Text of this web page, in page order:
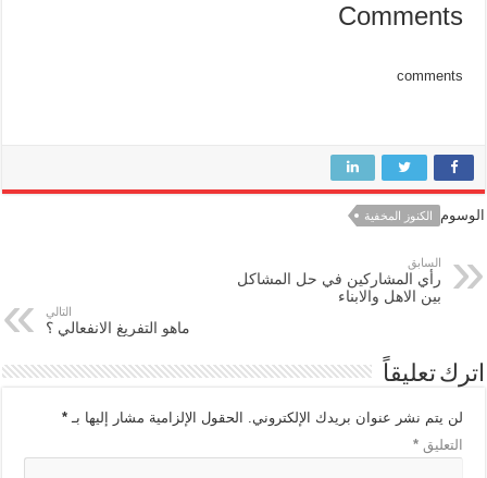
Comments
comments
الوسوم الكنوز المخفية
السابق
رأي المشاركين في حل المشاكل
بين الاهل والابناء
التالي
ماهو التفريغ الانفعالي ؟
اترك تعليقاً
لن يتم نشر عنوان بريدك الإلكتروني. الحقول الإلزامية مشار إليها بـ*
التعليق*